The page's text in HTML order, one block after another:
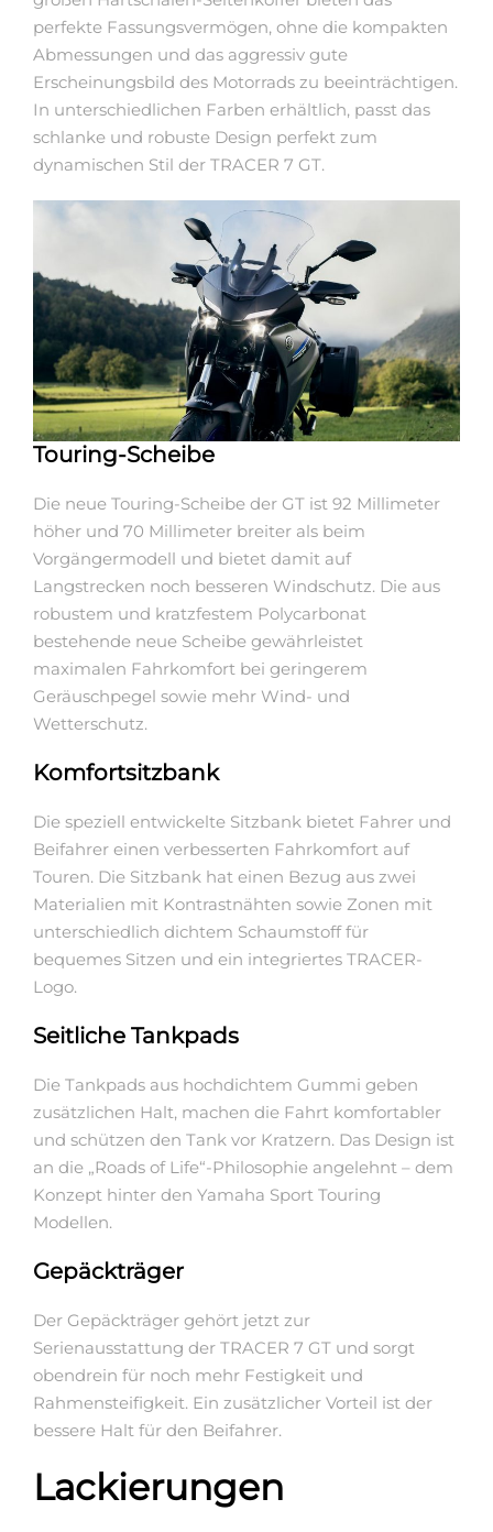
perfekte Fassungsvermögen, ohne die kompakten
Abmessungen und das aggressiv gute
Erscheinungsbild des Motorrads zu beeinträchtigen.
In unterschiedlichen Farben erhältlich, passt das
schlanke und robuste Design perfekt zum
dynamischen Stil der TRACER 7 GT.
Touring-Scheibe
Die neue Touring-Scheibe der GT ist 92 Millimeter
höher und 70 Millimeter breiter als beim
Vorgängermodell und bietet damit auf
Langstrecken noch besseren Windschutz. Die aus
robustem und kratzfestem Polycarbonat
bestehende neue Scheibe gewährleistet
maximalen Fahrkomfort bei geringerem
Geräuschpegel sowie mehr Wind- und
Wetterschutz.
Komfortsitzbank
Die speziell entwickelte Sitzbank bietet Fahrer und
Beifahrer einen verbesserten Fahrkomfort auf
Touren. Die Sitzbank hat einen Bezug aus zwei
Materialien mit Kontrastnähten sowie Zonen mit
unterschiedlich dichtem Schaumstoff für
bequemes Sitzen und ein integriertes TRACER-
Logo.
Seitliche Tankpads
Die Tankpads aus hochdichtem Gummi geben
zusätzlichen Halt, machen die Fahrt komfortabler
und schützen den Tank vor Kratzern. Das Design ist
an die „Roads of Life“-Philosophie angelehnt – dem
Konzept hinter den Yamaha Sport Touring
Modellen.
Gepäckträger
Der Gepäckträger gehört jetzt zur
Serienausstattung der TRACER 7 GT und sorgt
obendrein für noch mehr Festigkeit und
Rahmensteifigkeit. Ein zusätzlicher Vorteil ist der
bessere Halt für den Beifahrer.
Lackierungen